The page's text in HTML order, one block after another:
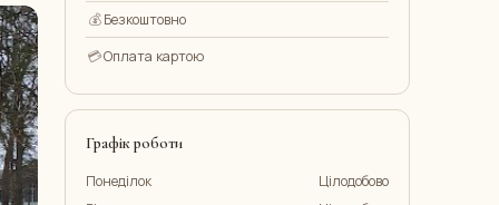
💰 Безкоштовно
💳Оплата картою
Графік роботи
Понеділок
Цілодобово